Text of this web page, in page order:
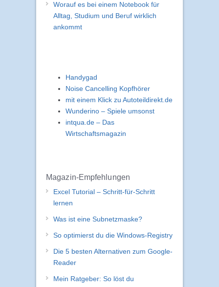
Worauf es bei einem Notebook für
Alltag, Studium und Beruf wirklich
ankommt
Handygad
Noise Cancelling Kopfhörer
mit einem Klick zu Autoteildirekt.de
Wunderino – Spiele umsonst
intqua.de – Das
Wirtschaftsmagazin
Magazin-Empfehlungen
Excel Tutorial – Schritt-für-Schritt
lernen
Was ist eine Subnetzmaske?
So optimierst du die Windows-Registry
Die 5 besten Alternativen zum Google-
Reader
Mein Ratgeber: So löst du